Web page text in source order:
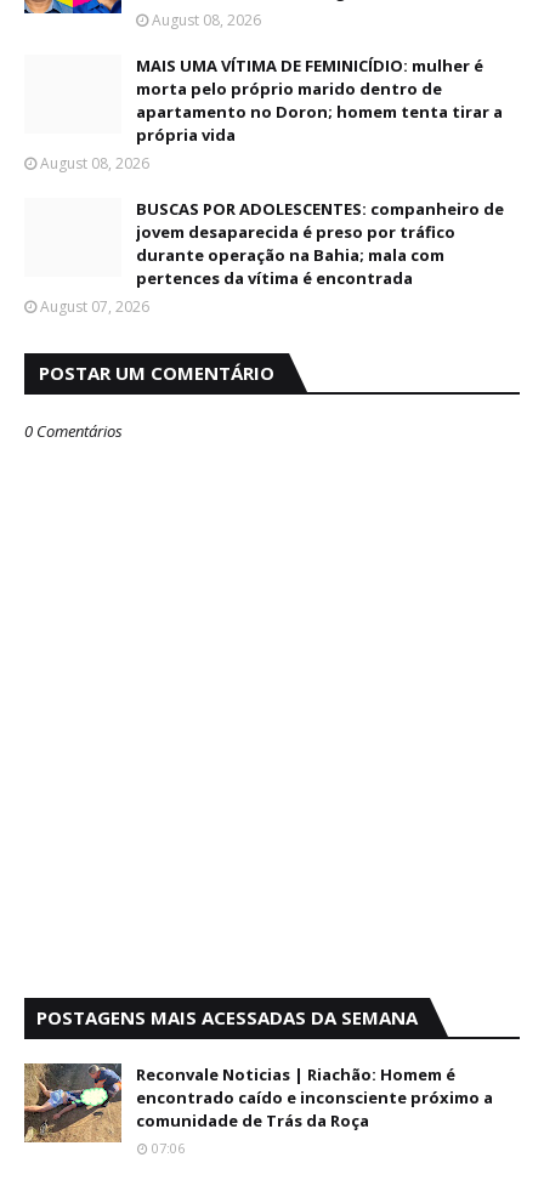
August 08, 2026
MAIS UMA VÍTIMA DE FEMINICÍDIO: mulher é
morta pelo próprio marido dentro de
apartamento no Doron; homem tenta tirar a
própria vida
August 08, 2026
BUSCAS POR ADOLESCENTES: companheiro de
jovem desaparecida é preso por tráfico
durante operação na Bahia; mala com
pertences da vítima é encontrada
August 07, 2026
POSTAR UM COMENTÁRIO
0 Comentários
POSTAGENS MAIS ACESSADAS DA SEMANA
Reconvale Noticias | Riachão: Homem é
encontrado caído e inconsciente próximo a
comunidade de Trás da Roça
07:06